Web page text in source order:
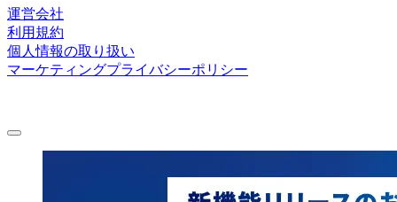
運営会社
利用規約
個人情報の取り扱い
マーケティングプライバシーポリシー